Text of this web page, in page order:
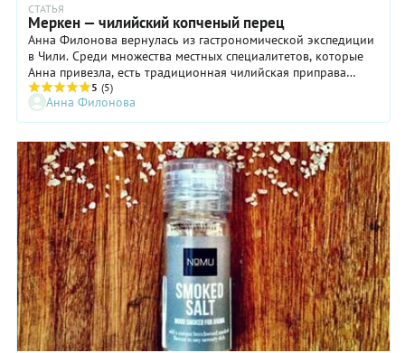
СТАТЬЯ
Меркен — чилийский копченый перец
Анна Филонова вернулась из гастрономической экспедиции
в Чили. Среди множества местных специалитетов, которые
Анна привезла, есть традиционная чилийская приправа
меркен. В России меркен пока не продается, но, судя по
активному интересу чилийских производителей к нашему
рынку, скоро их меркен проникнет на наши кухни.
5 (5)
Анна Филонова